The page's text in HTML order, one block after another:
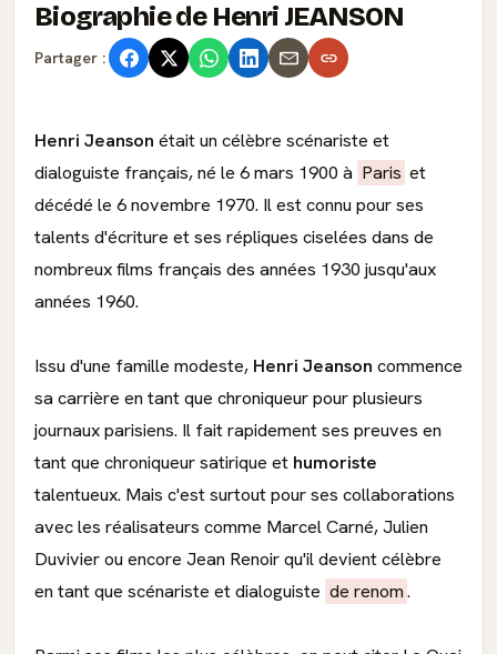
Biographie de Henri JEANSON
Partager :
Henri Jeanson était un célèbre scénariste et
dialoguiste français, né le 6 mars 1900 à Paris et
décédé le 6 novembre 1970. Il est connu pour ses
talents d'écriture et ses répliques ciselées dans de
nombreux films français des années 1930 jusqu'aux
années 1960.
Issu d'une famille modeste, Henri Jeanson commence
sa carrière en tant que chroniqueur pour plusieurs
journaux parisiens. Il fait rapidement ses preuves en
tant que chroniqueur satirique et humoriste
talentueux. Mais c'est surtout pour ses collaborations
avec les réalisateurs comme Marcel Carné, Julien
Duvivier ou encore Jean Renoir qu'il devient célèbre
en tant que scénariste et dialoguiste de renom.